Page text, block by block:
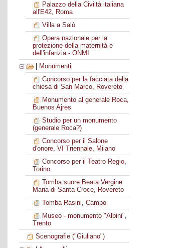
Palazzo della Civiltà italiana
all'E42, Roma
Villa a Salò
Opera nazionale per la
protezione della maternità e
dell'infanzia - ONMI
Monumenti
Concorso per la facciata della
chiesa di San Marco, Rovereto
Monumento al generale Roca,
Buenos Ajres
Studio per un monumento
(generale Roca?)
Concorso per il Salone
d'onore, VI Triennale, Milano
Concorso per il Teatro Regio,
Torino
Tomba suore Beata Vergine
Maria di Santa Croce, Rovereto
Tomba Rasini, Campo
Museo - monumento "Alpini",
Trento
Scenografie ("Giuliano")